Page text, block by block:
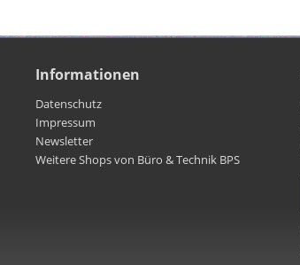
Informationen
Datenschutz
Impressum
Newsletter
Weitere Shops von Büro & Technik BPS